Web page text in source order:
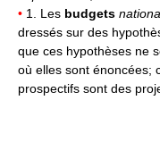
• 1. Les budgets
dressés sur des
que ces hypothèses ne
où elles sont énoncées;
prospectifs sont des